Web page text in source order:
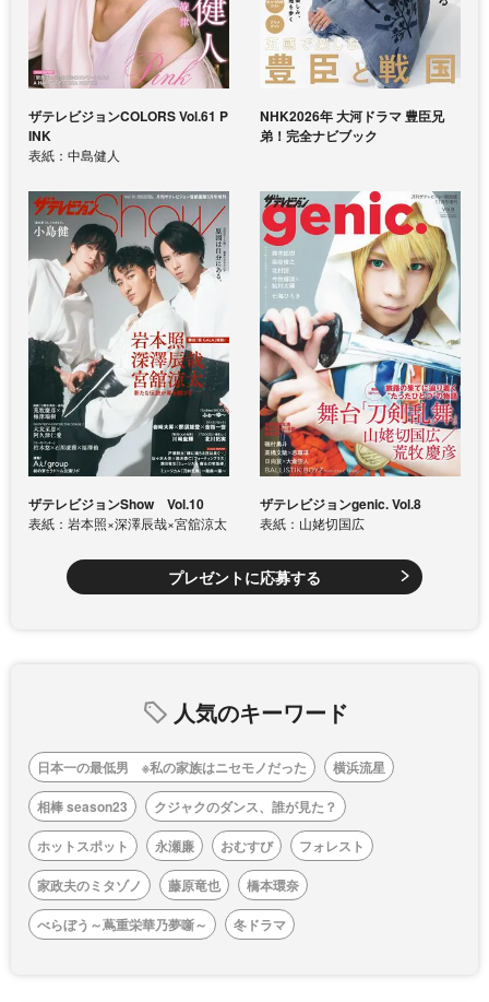
ザテレビジョンCOLORS Vol.61 P
INK
表紙：中島健人
NHK2026年 大河ドラマ 豊臣兄
弟！完全ナビブック
ザテレビジョンShow Vol.10
表紙：岩本照×深澤辰哉×宮舘涼太
ザテレビジョンgenic. Vol.8
表紙：山姥切国広
プレゼントに応募する
人気のキーワード
日本一の最低男 ※私の家族はニセモノだった
横浜流星
相棒 season23
クジャクのダンス、誰が見た？
ホットスポット
永瀬廉 おむすび
フォレスト
家政夫のミタゾノ
藤原竜也
橋本環奈
べらぼう～蔦重栄華乃夢噺～
冬ドラマ